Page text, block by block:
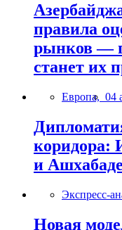
правила
рынков —
станет их
Европа, 04
коридора:
и Ашхабаде
Экспресс-
Новая